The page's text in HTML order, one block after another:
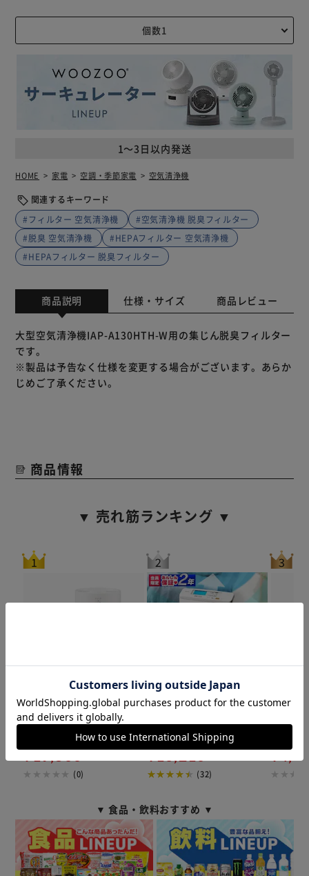
1～3日以内発送
HOME 家電 空調・季節家電 空気清浄機
関連するキーワード
#フィルター 空気清浄機
#空気清浄機 脱臭フィルター
#脱臭 空気清浄機
#HEPAフィルター 空気清浄機
#HEPAフィルター 脱臭フィルター
商品説明 仕様・サイズ 商品レビュー
大型空気清浄機IAP-A130HTH-W用の集じん脱臭フィルター
です。
※製品は予告なく仕様を変更する場合がございます。あらか
じめご了承ください。
商品情報
▼ 売れ筋ランキング ▼
空気清浄機 20畳 AAP-S40A-W ホ
(0)
空気清浄機 25畳 ほこりセンサー
自動運転モード マイナスイオン
お手入れ簡単 MSAP-DC100 ホワ
イト
(32)
空気清浄
▼ 食品・飲料おすすめ ▼